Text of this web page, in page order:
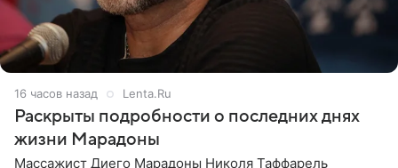
16 часов назад Lenta.Ru
Раскрыты подробности о последних днях
жизни Марадоны
Массажист Диего Марадоны Николя Таффарель